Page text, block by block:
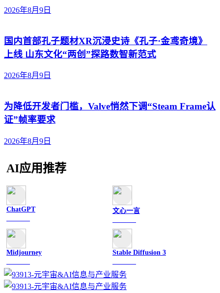
2026年8月9日
国内首部孔子题材XR沉浸史诗《孔子·金鸢奇境》
上线 山东文化“两创”探路数智新范式
2026年8月9日
为降低开发者门槛，Valve悄然下调“Steam Frame认
证”帧率要求
2026年8月9日
AI应用推荐
ChatGPT 文心一言
Midjourney Stable Diffusion 3